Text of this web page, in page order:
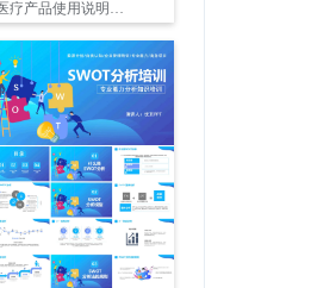
医疗产品使用说明介绍PPT